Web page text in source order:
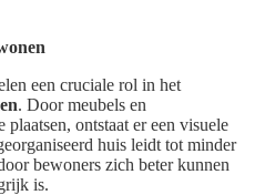
een cruciale rol in het
. Door meubels en
ontstaat er een visuele
huis leidt tot minder
bewoners zich beter kunnen
is.